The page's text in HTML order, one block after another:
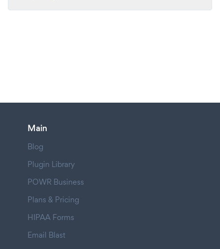
Main
Blog
Plugin Library
POWR Business
Plans & Pricing
HIPAA Forms
Email Blast